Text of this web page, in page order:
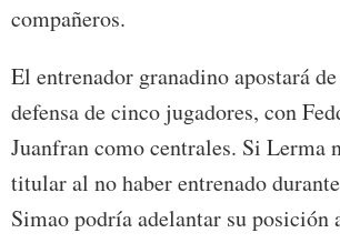
compañeros.
El entrenador granadino apostará
defensa de cinco jugadores, con
Juanfran como centrales. Si Lerma
titular al no haber entrenado
Simao podría adelantar su posición